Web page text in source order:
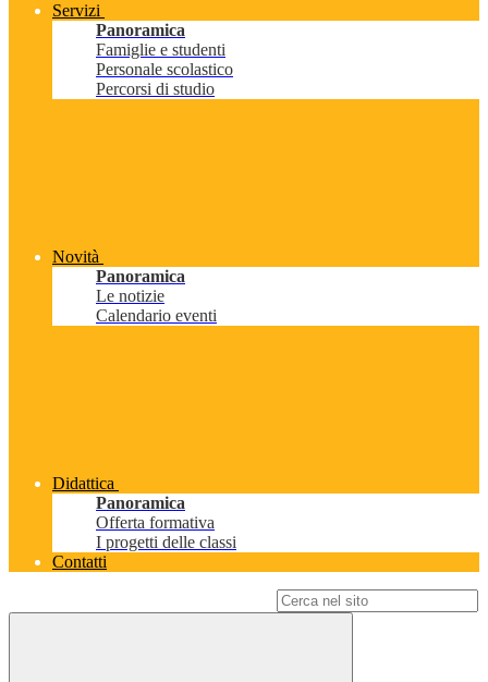
Servizi
Panoramica
Famiglie e studenti
Personale scolastico
Percorsi di studio
Novità
Panoramica
Le notizie
Calendario eventi
Didattica
Panoramica
Offerta formativa
I progetti delle classi
Contatti